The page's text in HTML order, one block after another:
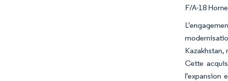
F/A-18
Cette
l'expansion